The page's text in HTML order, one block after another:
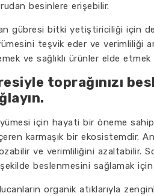
besinlere erişebilir.
gübresi bitki yetiştiriciliği için
teşvik eder ve verimliliği
ve sağlıklı ürünler elde
toprağınızı
için hayati bir öneme
karmaşık bir ekosistemdir.
ve verimliliğini azaltabilir.
şekilde beslenmesini sağlamak
organik atıklarıyla